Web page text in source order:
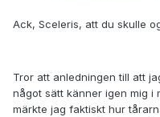
Ack, Sceleris, att du skulle
Tror att anledningen till att
något sätt känner igen mig i
märkte jag faktiskt hur